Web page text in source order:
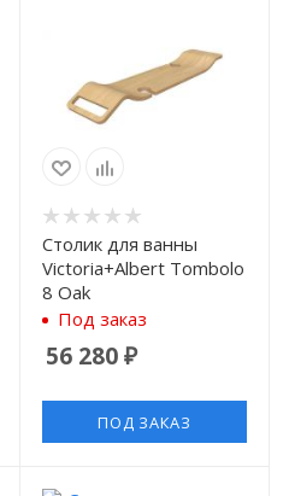
Столик для ванны
Victoria+Albert Tombolo
8 Oak
Под заказ
56 280₽
ПОД ЗАКАЗ